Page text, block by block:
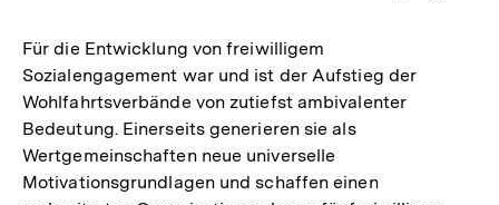
Für die Entwicklung von freiwilligem
Sozialengagement war und ist der Aufstieg der
Wohlfahrtsverbände von zutiefst ambivalenter
Bedeutung. Einerseits generieren sie als
Wertgemeinschaften neue universelle
Motivationsgrundlagen und schaffen einen